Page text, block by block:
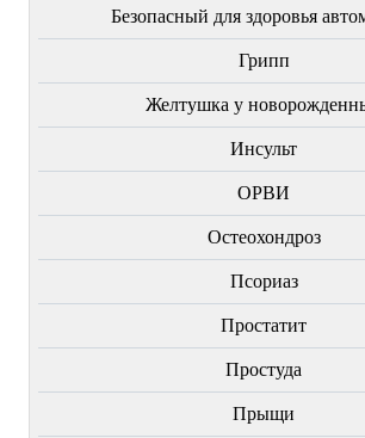
Безопасный для здоровья
Грипп
Желтушка у
Инсульт
ОРВИ
Остеохондроз
Пcориаз
Простатит
Простуда
Прыщи